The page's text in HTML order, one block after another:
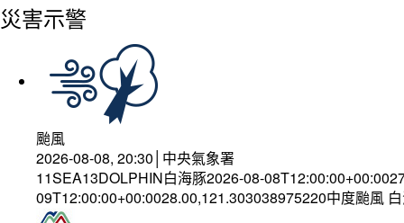
災害示警
颱風
2026-08-08, 20:30│中央氣象署
11SEA13DOLPHIN白海豚2026-08-
09T12:00:00+00:0028.00,121.303038975220中度颱風